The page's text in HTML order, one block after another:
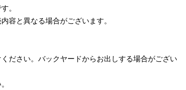
。
容と異なる場合がございます。
ださい。バックヤードからお出しする場合がござい